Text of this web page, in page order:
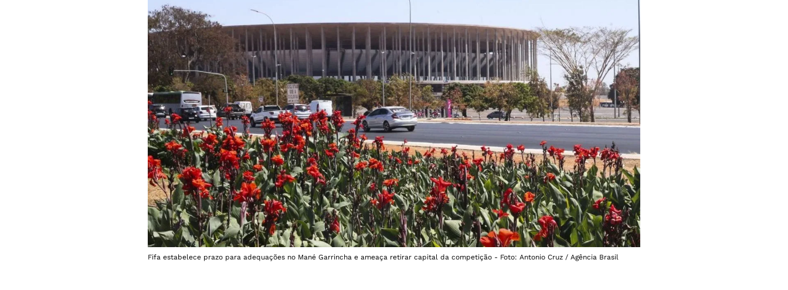
Fifa estabelece prazo para adequações no Mané Garrincha e ameaça retirar capital da competição - Foto: Antonio Cruz / Agência Brasil